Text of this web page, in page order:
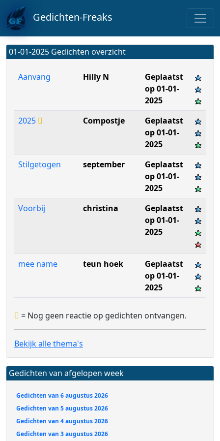
Gedichten-Freaks
01-01-2025 Gedichten overzicht
Aanvang Hilly N
Geplaatst
op 01-01-
2025
2025
Compostje
Geplaatst
op 01-01-
2025
Stilgetogen
september
Geplaatst
op 01-01-
2025
Voorbij
christina
Geplaatst
op 01-01-
2025
mee name teun hoek
Geplaatst
op 01-01-
2025
= Nog geen reactie op gedichten ontvangen.
Bekijk alle thema's
Gedichten van afgelopen week
Gedichten van 6 augustus 2026
Gedichten van 5 augustus 2026
Gedichten van 4 augustus 2026
Gedichten van 3 augustus 2026